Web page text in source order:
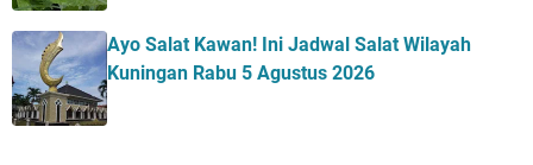
Ayo Salat Kawan! Ini Jadwal Salat Wilayah
Kuningan Rabu 5 Agustus 2026